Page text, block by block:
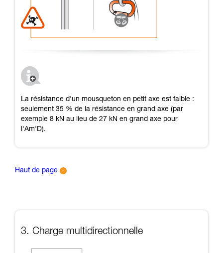
La résistance d'un mousqueton en petit axe est faible :
seulement 35 % de la résistance en grand axe (par
exemple 8 kN au lieu de 27 kN en grand axe pour
l'Am'D).
Haut de page
3. Charge multidirectionnelle